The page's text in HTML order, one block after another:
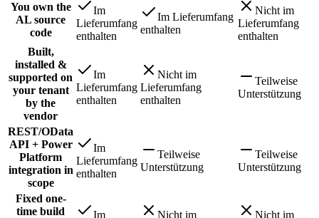
You own the
AL source
code
Im
Lieferumfang
enthalten
Im Lieferumfang
enthalten
Nicht im
Lieferumfang
enthalten
Built,
installed &
supported on
your tenant
by the
vendor
Im
Lieferumfang
enthalten
Nicht im
Lieferumfang
enthalten
Teilweise
Unterstützung
REST/OData
API + Power
Platform
integration in
scope
Im
Lieferumfang
enthalten
Teilweise
Unterstützung
Teilweise
Unterstützung
Fixed one-
time build
Im
Nicht im
Nicht im